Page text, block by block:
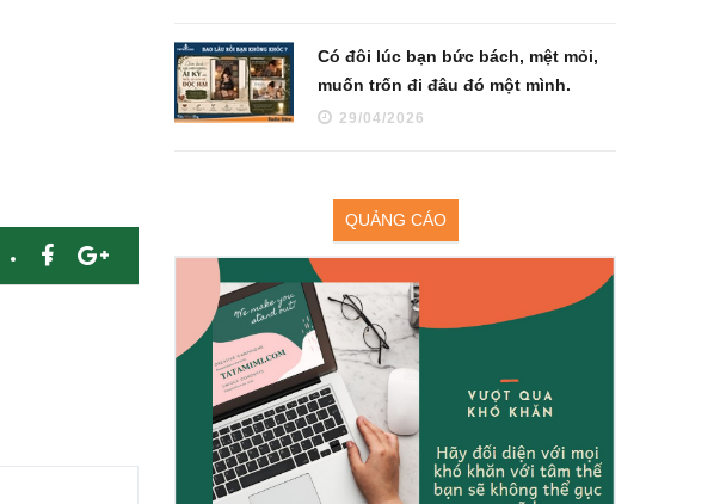
Có đôi lúc bạn bức bách, mệt mỏi,
muốn trốn đi đâu đó một mình.
29/04/2026
QUẢNG CÁO